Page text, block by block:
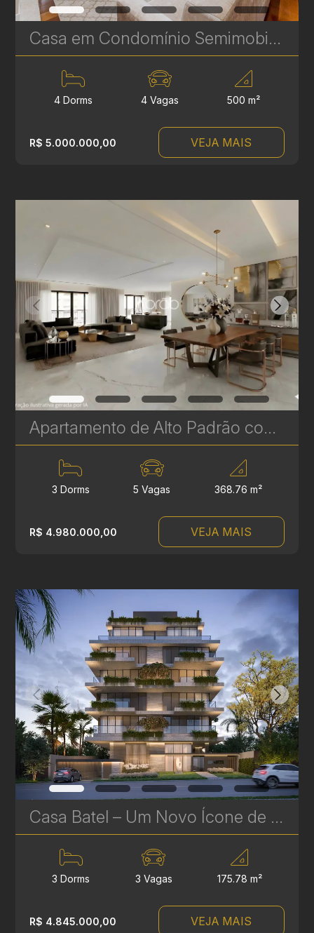
Casa em Condomínio Semimobiliada com 4 Suítes no Ecoville – 500 m² - Alto Padrão e Exclusividade - Ref 412
4 Dorms 4 Vagas 500 m²
R$ 5.000.000,00 VEJA MAIS
Apartamento de Alto Padrão com 3 Suítes à venda no Ecoville - 368 m² - Vista Definitiva para o Parque Barigui | Ref. 685
3 Dorms 5 Vagas 368.76 m²
R$ 4.980.000,00 VEJA MAIS
Casa Batel – Um Novo Ícone de Sofisticação no Batel
3 Dorms 3 Vagas 175.78 m²
R$ 4.845.000,00 VEJA MAIS